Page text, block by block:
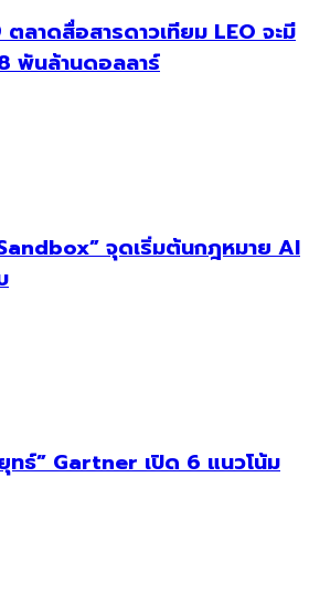
าดสื่อสารดาวเทียม LEO จะมี
พันล้านดอลลาร์
จุดเริ่มต้นกฎหมาย AI
ทธ์” Gartner เปิด 6 แนวโน้ม